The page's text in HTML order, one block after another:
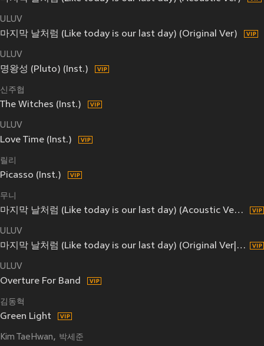
ULUV
마지막 날처럼 (Like today is our last day) (Original Ver)
ULUV
명왕성 (Pluto) (Inst.)
신주협
The Witches (Inst.)
ULUV
Love Time (Inst.)
릴리
Picasso (Inst.)
무니
마지막 날처럼 (Like today is our last day) (Acoustic Ver|Inst.)
ULUV
마지막 날처럼 (Like today is our last day) (Original Ver|Inst.)
ULUV
Overture For Band
김동혁
Green Light
Kim TaeHwan 박세준